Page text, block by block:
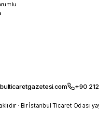
+90
· Bir İstanbul Ticaret Odası